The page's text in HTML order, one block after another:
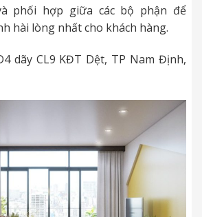
phối hợp giữa các bộ phận để
hài lòng nhất cho khách hàng.
dãy CL9 KĐT Dệt, TP Nam Định,